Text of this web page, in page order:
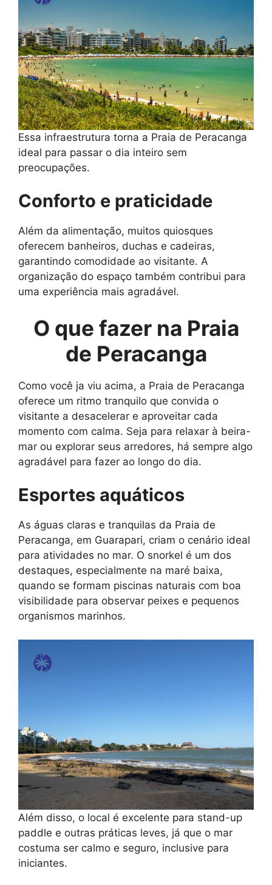
Essa infraestrutura torna a Praia de Peracanga
ideal para passar o dia inteiro sem
preocupações.
Conforto e praticidade
Além da alimentação, muitos quiosques
oferecem banheiros, duchas e cadeiras,
garantindo comodidade ao visitante. A
organização do espaço também contribui para
uma experiência mais agradável.
O que fazer na Praia
de Peracanga
Como você ja viu acima, a Praia de Peracanga
oferece um ritmo tranquilo que convida o
visitante a desacelerar e aproveitar cada
momento com calma. Seja para relaxar à beira-
mar ou explorar seus arredores, há sempre algo
agradável para fazer ao longo do dia.
Esportes aquáticos
As águas claras e tranquilas da Praia de
Peracanga, em Guarapari, criam o cenário ideal
para atividades no mar. O snorkel é um dos
destaques, especialmente na maré baixa,
quando se formam piscinas naturais com boa
visibilidade para observar peixes e pequenos
organismos marinhos.
Além disso, o local é excelente para stand-up
paddle e outras práticas leves, já que o mar
costuma ser calmo e seguro, inclusive para
iniciantes.